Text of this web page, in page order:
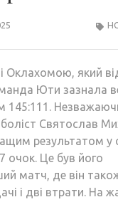
Оклахомою, який
Юти зазнала
145:111.
Святослав
результатом у
очок. Це був його
матч, де він
і дві втрати. На